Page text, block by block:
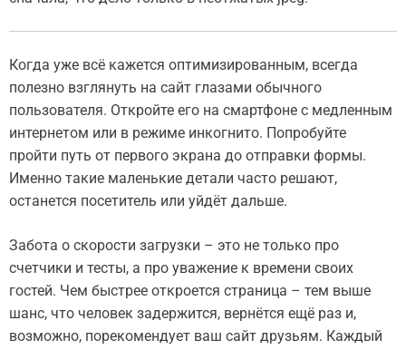
Когда уже всё кажется оптимизированным, всегда
полезно взглянуть на сайт глазами обычного
пользователя. Откройте его на смартфоне с медленным
интернетом или в режиме инкогнито. Попробуйте
пройти путь от первого экрана до отправки формы.
Именно такие маленькие детали часто решают,
останется посетитель или уйдёт дальше.
Забота о скорости загрузки – это не только про
счетчики и тесты, а про уважение к времени своих
гостей. Чем быстрее откроется страница – тем выше
шанс, что человек задержится, вернётся ещё раз и,
возможно, порекомендует ваш сайт друзьям. Каждый